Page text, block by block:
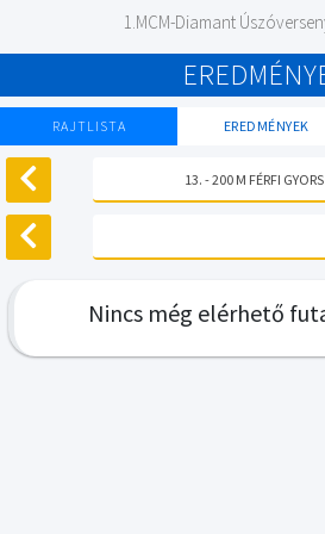
1.MCM-Diamant
RAJTLISTA EREDMÉNYEK
13. - 200 M FÉRFI GYORS
Nincs még elérhető